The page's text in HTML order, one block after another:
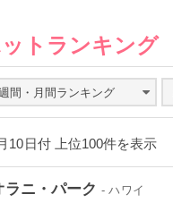
ットランキング
間・月間ランキング
10日付 上位100件を表示
ラニ・パーク - ハワイ